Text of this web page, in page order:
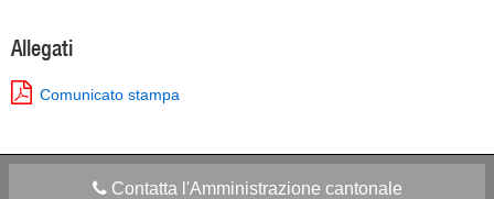
Allegati
Comunicato stampa
Contatta l'Amministrazione cantonale